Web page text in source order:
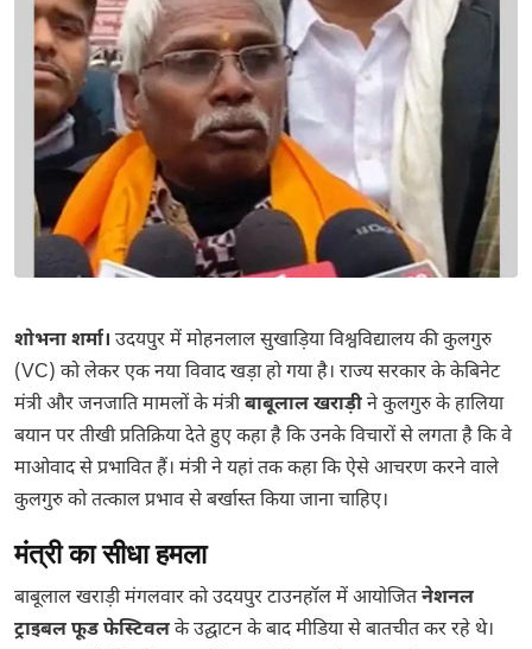
शोभना शर्मा। उदयपुर में मोहनलाल सुखाड़िया विश्वविद्यालय की कुलगुरु
(VC) को लेकर एक नया विवाद खड़ा हो गया है। राज्य सरकार के केबिनेट
मंत्री और जनजाति मामलों के मंत्रीबाबूलाल खराड़ीने कुलगुरु के हालिया
बयान पर तीखी प्रतिक्रिया देते हुए कहा है कि उनके विचारों से लगता है कि वे
माओवाद से प्रभावित हैं। मंत्री ने यहां तक कहा कि ऐसे आचरण करने वाले
कुलगुरु को तत्काल प्रभाव से बर्खास्त किया जाना चाहिए।
मंत्री का सीधा हमला
बाबूलाल खराड़ी मंगलवार को उदयपुर टाउनहॉल में आयोजितनेशनल
ट्राइबल फूड फेस्टिवलके उद्घाटन के बाद मीडिया से बातचीत कर रहे थे।